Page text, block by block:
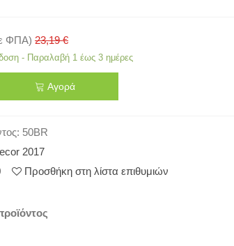
ΦΠΑ) 23,19 €
- Παραλαβή 1 έως 3 ημέρες
Αγορά
50BR
2017
Προσθήκη στη λίστα επιθυμιών